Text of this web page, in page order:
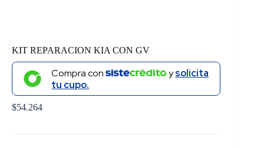
KIT REPARACION KIA CON GV
Compra con ysolicita
tu cupo.
$54.264